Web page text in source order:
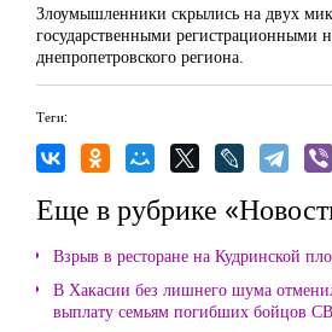
Злоумышленники скрылись на двух
государственными регистрационными
днепропетровского региона.
Теги:
Еще в рубрике
Взрыв в ресторане на Кудринской
В Хакасии без лишнего шума
выплату семьям погибших бойцов